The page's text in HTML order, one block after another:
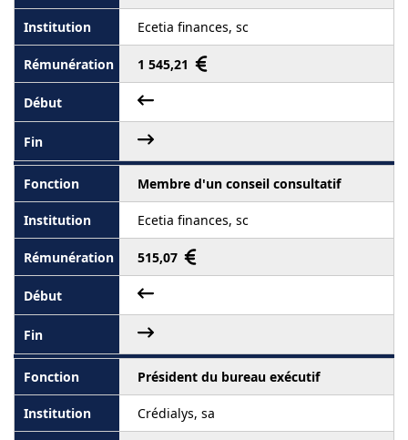
Ecetia finances, sc
1 545,21
Membre d'un conseil consultatif
Ecetia finances, sc
515,07
Président du bureau exécutif
Crédialys, sa